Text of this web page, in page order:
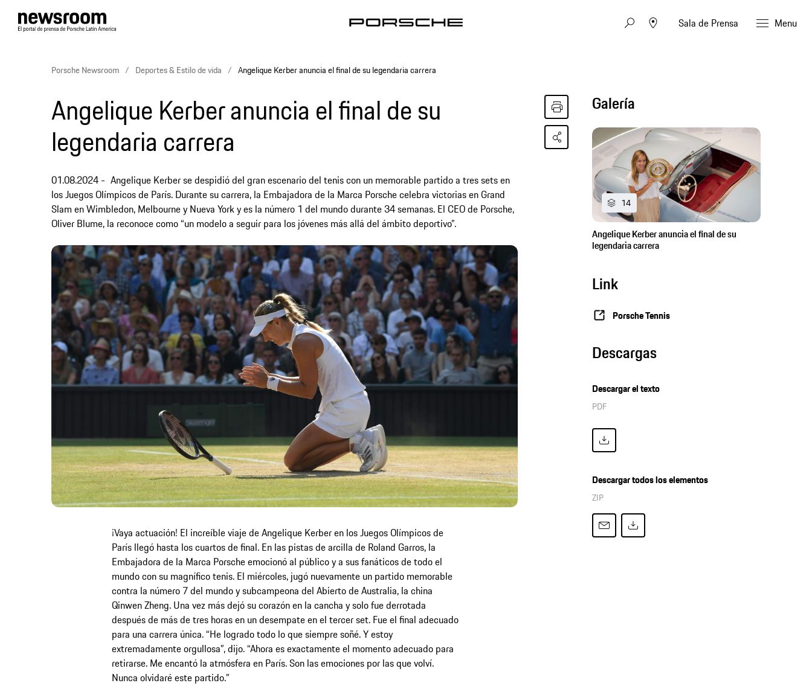
Sala de Prensa Menu
Porsche Newsroom Deportes & Estilo de vida Angelique Kerber anuncia el final de su legendaria carrera
Angelique Kerber anuncia el final de su
legendaria carrera
01.08.2024
Angelique Kerber se despidió del gran escenario del tenis con un memorable partido a tres sets en
los Juegos Olímpicos de París. Durante su carrera, la Embajadora de la Marca Porsche celebra victorias en Grand
Slam en Wimbledon, Melbourne y Nueva York y es la número 1 del mundo durante 34 semanas. El CEO de Porsche,
Oliver Blume, la reconoce como “un modelo a seguir para los jóvenes más allá del ámbito deportivo”.
¡Vaya actuación! El increíble viaje de Angelique Kerber en los Juegos Olímpicos de
París llegó hasta los cuartos de final. En las pistas de arcilla de Roland Garros, la
Embajadora de la Marca Porsche emocionó al público y a sus fanáticos de todo el
mundo con su magnífico tenis. El miércoles, jugó nuevamente un partido memorable
contra la número 7 del mundo y subcampeona del Abierto de Australia, la china
Qinwen Zheng. Una vez más dejó su corazón en la cancha y solo fue derrotada
después de más de tres horas en un desempate en el tercer set. Fue el final adecuado
para una carrera única. “He logrado todo lo que siempre soñé. Y estoy
extremadamente orgullosa”, dijo. “Ahora es exactamente el momento adecuado para
retirarse. Me encantó la atmósfera en París. Son las emociones por las que volví.
Nunca olvidaré este partido.”
Galería
14
Angelique Kerber anuncia el final de su
legendaria carrera
Link
Porsche Tennis
Descargas
Descargar el texto
PDF
Descargar todos los elementos
ZIP